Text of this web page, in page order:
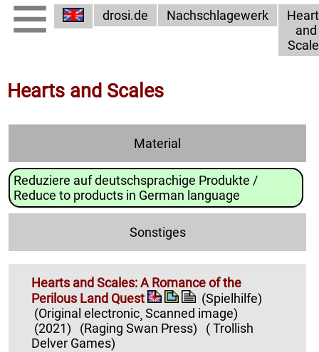
drosi.de Nachschlagewerk
and
Hearts and Scales
Material
Reduziere auf deutschsprachige Produkte /
Reduce to products in German language
Sonstiges
Hearts and Scales: A Romance of the
Perilous Land Quest
(Spielhilfe)
(Original electronic¸ Scanned image)
(2021)
(Raging Swan Press)
( Trollish
Delver Games)